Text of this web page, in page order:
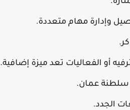
وإدارة مهام متعددة.
أو الفعاليات تعد ميزة إضافية.
سلطنة عمان.
الجدد.